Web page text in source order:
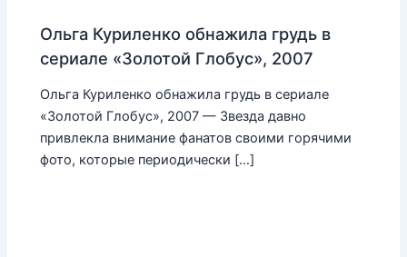
Ольга Куриленко обнажила грудь в
сериале «Золотой Глобус», 2007
Ольга Куриленко обнажила грудь в сериале
«Золотой Глобус», 2007 — Звезда давно
привлекла внимание фанатов своими горячими
фото, которые периодически […]